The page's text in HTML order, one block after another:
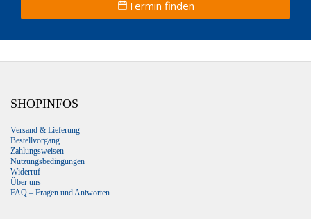
Termin finden
SHOPINFOS
Versand & Lieferung
Bestellvorgang
Zahlungsweisen
Nutzungsbedingungen
Widerruf
Über uns
FAQ – Fragen und Antworten